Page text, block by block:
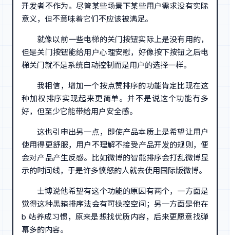
开发者不作为。尽管某些场景下某些用户需求没有实际
意义，但不意味着它们不应该被满足。
就像以前一些电梯的关门按钮实际上是没有用的，
但是关门按钮能给用户心理安慰，好像按下按钮之后电
梯关门就不是系统自动控制而是用户的选择一样。
我相信，增加一个按点赞排序的功能肯定比现在这
种加权排序实现起来更简单。并不是说这个功能有多
好，但至少它能带给用户安全感。
这也引申出另一点，即使产品本质上是希望让用户
使用得更舒服，用户不理解不接受产品开发的规则，便
会对产品产生反感。比如微博的智能排序会打乱微博显
示的时间线，于是许多愤怒的人就去使用国际版微博。
士博说他希望有这个功能的原因有两个，一方面是
觉得这种黑箱排序法会有可操控空间；另一方面是他在
b 站养成习惯，原来是想找优质内容，后来更愿意找弹
幕多的内容。